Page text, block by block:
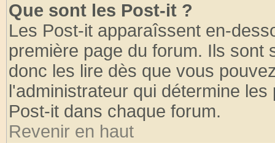
Que sont les Post-it ?
Les Post-it apparaîssent en-
première page du forum. Ils
donc les lire dès que vous
l'administrateur qui détermine
Post-it dans chaque forum.
Revenir en haut